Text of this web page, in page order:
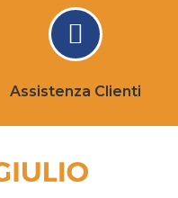
Assistenza Clienti